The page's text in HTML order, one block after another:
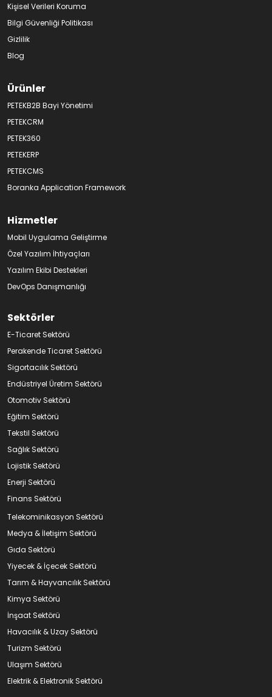
Kişisel Verileri Koruma
Bilgi Güvenliği Politikası
Gizlilik
Blog
Ürünler
PETEKB2B Bayi Yönetimi
PETEKCRM
PETEK360
PETEKERP
PETEKCMS
Boranka Application Framework
Hizmetler
Mobil Uygulama Geliştirme
Özel Yazılım İhtiyaçları
Yazılım Ekibi Destekleri
DevOps Danışmanlığı
Sektörler
E-Ticaret Sektörü
Perakende Ticaret Sektörü
Sigortacılık Sektörü
Endüstriyel Üretim Sektörü
Otomotiv Sektörü
Eğitim Sektörü
Tekstil Sektörü
Sağlık Sektörü
Lojistik Sektörü
Enerji Sektörü
Finans Sektörü
Telekominikasyon Sektörü
Medya & İletişim Sektörü
Gıda Sektörü
Yiyecek & İçecek Sektörü
Tarım & Hayvancılık Sektörü
Kimya Sektörü
İnşaat Sektörü
Havacılık & Uzay Sektörü
Turizm Sektörü
Ulaşım Sektörü
Elektrik & Elektronik Sektörü